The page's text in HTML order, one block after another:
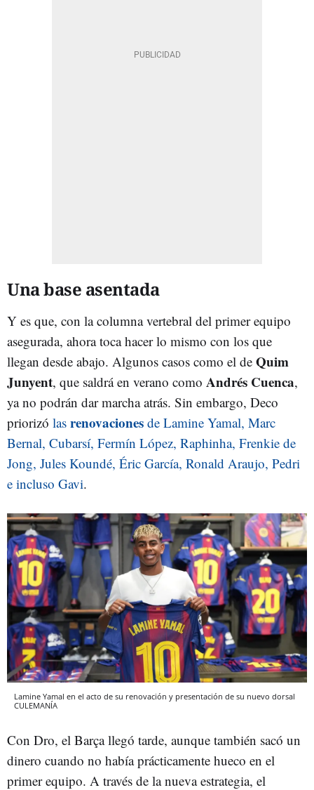
Una base asentada
Y es que, con la columna vertebral del primer equipo
asegurada, ahora toca hacer lo mismo con los que
llegan desde abajo. Algunos casos como el de Quim
Junyent, que saldrá en verano como Andrés Cuenca,
ya no podrán dar marcha atrás. Sin embargo, Deco
priorizó las renovaciones de Lamine Yamal, Marc
Bernal, Cubarsí, Fermín López, Raphinha, Frenkie de
Jong, Jules Koundé, Éric García, Ronald Araujo, Pedri
e incluso Gavi.
Lamine Yamal en el acto de su renovación y presentación de su nuevo dorsal
CULEMANÍA
Con Dro, el Barça llegó tarde, aunque también sacó un
dinero cuando no había prácticamente hueco en el
primer equipo. A través de la nueva estrategia, el